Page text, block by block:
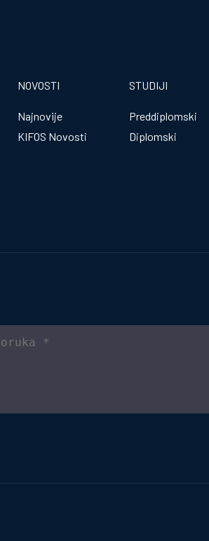
NOVOSTI
Najnovije
KIFOS Novosti
STUDIJI
Preddiplomski
Diplomski